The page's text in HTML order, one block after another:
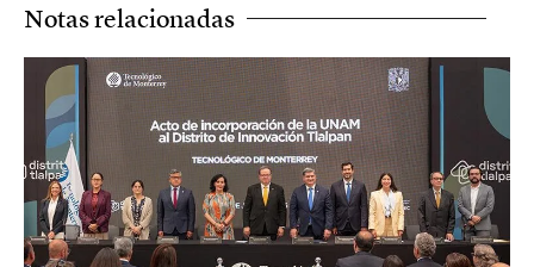
Notas relacionadas